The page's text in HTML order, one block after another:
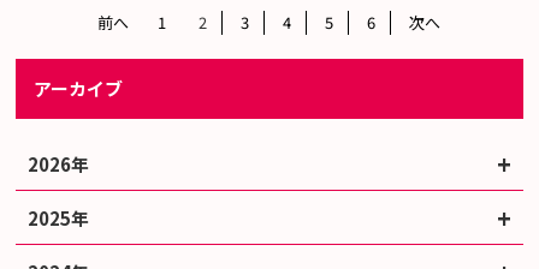
前へ 1 2 3 4 5 6 次へ
アーカイブ
2026年
2025年